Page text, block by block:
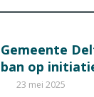
Gemeente
ban op
23 mei 2025